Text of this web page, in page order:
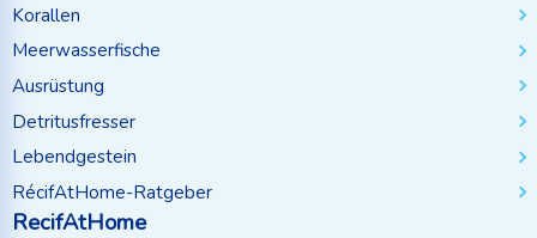
Korallen
Meerwasserfische
Ausrüstung
Detritusfresser
Lebendgestein
RécifAtHome-Ratgeber
RecifAtHome